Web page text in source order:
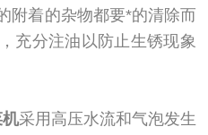
附着的杂物都要*的清除而
充分注油以防止生锈现象
采用高压水流和气泡发生